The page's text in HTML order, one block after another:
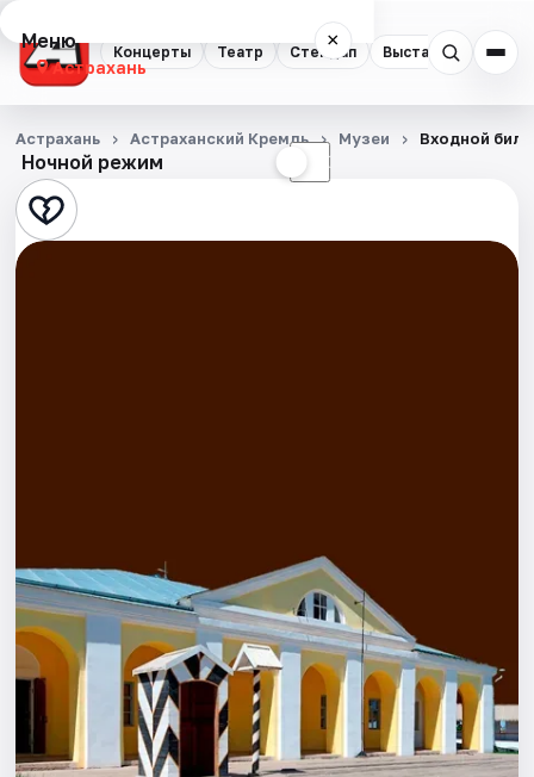
Концерты Театр Стендап Выставки
Меню ×
Астрахань
Концерты
Театр
Стендап
Города
Площадки
Артисты
Рейтинги
Ночной режим ☾
Астрахань Астраханский Кремль Музеи Входной